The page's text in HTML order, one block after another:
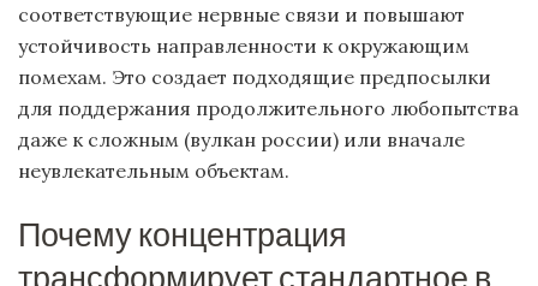
соответствующие нервные связи и повышают
устойчивость направленности к окружающим
помехам. Это создает подходящие предпосылки
для поддержания продолжительного любопытства
даже к сложным (вулкан россии) или вначале
неувлекательным объектам.
Почему концентрация
трансформирует стандартное в